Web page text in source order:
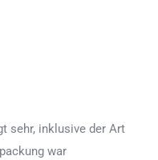
sehr, inklusive der Art
war